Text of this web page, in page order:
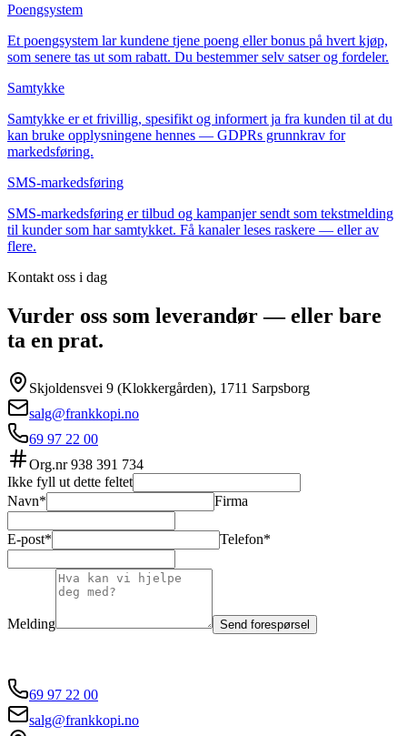
Poengsystem
Et poengsystem lar kundene tjene poeng eller bonus på hvert kjøp,
som senere tas ut som rabatt. Du bestemmer selv satser og fordeler.
Samtykke
Samtykke er et frivillig, spesifikt og informert ja fra kunden til at du
kan bruke opplysningene hennes — GDPRs grunnkrav for
markedsføring.
SMS-markedsføring
SMS-markedsføring er tilbud og kampanjer sendt som tekstmelding
til kunder som har samtykket. Få kanaler leses raskere — eller av
flere.
Kontakt oss i dag
Vurder oss som leverandør — eller bare
ta en prat.
Skjoldensvei 9 (Klokkergården), 1711 Sarpsborg
salg@frankkopi.no
69 97 22 00
Org.nr938 391 734
Ikke fyll ut dette feltet
Navn*
Firma
E-post* Telefon*
Melding Send forespørsel
69 97 22 00
salg@frankkopi.no